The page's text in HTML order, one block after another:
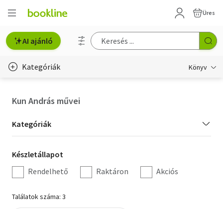
Üres
AI ajánló
Kategóriák Könyv
Hobbi, szabadidő
Irodalom
Művészet
Kun András művei
Kategória
szűrés
Kategóriák
Készletállapot
szűrés
Készletállapot
Rendelhető
Raktáron Akciós
Találatok száma: 3